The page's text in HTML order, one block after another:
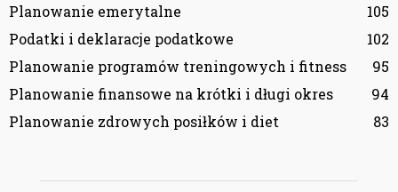
Planowanie emerytalne
105
Podatki i deklaracje podatkowe
102
Planowanie programów treningowych i fitness
95
Planowanie finansowe na krótki i długi okres
94
Planowanie zdrowych posiłków i diet
83